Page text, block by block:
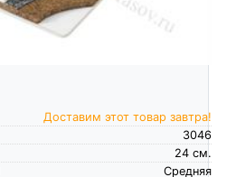
Доставим этот товар завтра!
3046
см.
24
Средняя